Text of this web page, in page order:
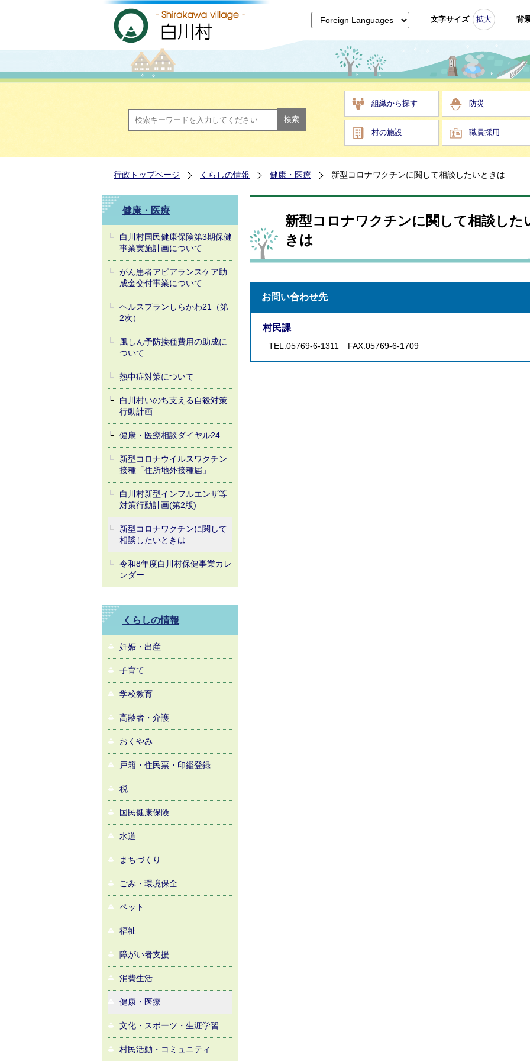
文字サイズ 拡大 背
組織から探す 防災
村の施設 職員採用
行政トップページ くらしの情報 健康・医療 新型コロナワクチンに関して相談したいときは
健康・医療
白川村国民健康保険第3期保健
事業実施計画について
がん患者アピアランスケア助
成金交付事業について
ヘルスプランしらかわ21（第
2次）
風しん予防接種費用の助成に
ついて
熱中症対策について
白川村いのち支える自殺対策
行動計画
健康・医療相談ダイヤル24
新型コロナウイルスワクチン
接種「住所地外接種届」
白川村新型インフルエンザ等
対策行動計画(第2版)
新型コロナワクチンに関して
相談したいときは
令和8年度白川村保健事業カレ
ンダー
くらしの情報
妊娠・出産
子育て
学校教育
高齢者・介護
おくやみ
戸籍・住民票・印鑑登録
税
国民健康保険
水道
まちづくり
ごみ・環境保全
ペット
福祉
障がい者支援
消費生活
健康・医療
文化・スポーツ・生涯学習
村民活動・コミュニティ
新型コロナワクチンに関して相談した
きは
お問い合わせ先
村民課
TEL:05769-6-1311 FAX:05769-6-1709